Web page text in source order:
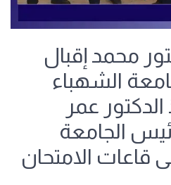
محمد إقبال
الشهباء
عمر
الجامعة
قاعات الامتحان